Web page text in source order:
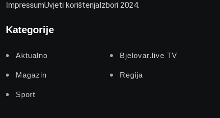
ImpressumUvjeti korištenja Izbori 2024.
Kategorije
Aktualno Bjelovar.live TV
Magazin Regija
Sport